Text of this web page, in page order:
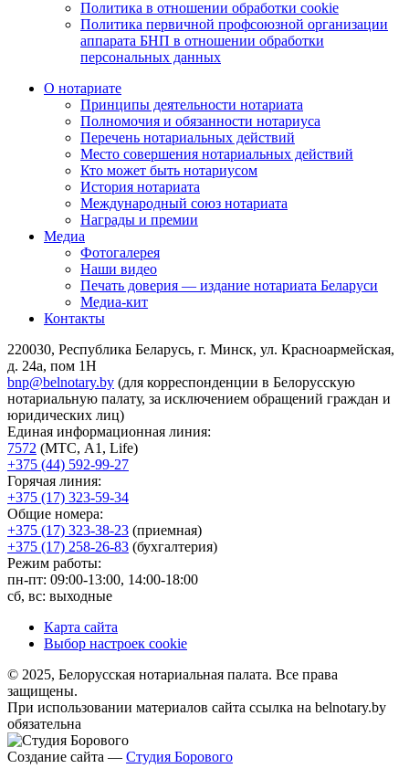
Политика в отношении обработки cookie
Политика первичной профсоюзной организации
аппарата БНП в отношении обработки
персональных данных
О нотариате
Принципы деятельности нотариата
Полномочия и обязанности нотариуса
Перечень нотариальных действий
Место совершения нотариальных действий
Кто может быть нотариусом
История нотариата
Международный союз нотариата
Награды и премии
Медиа
Фотогалерея
Наши видео
Печать доверия — издание нотариата Беларуси
Медиа-кит
Контакты
220030, Республика Беларусь, г. Минск, ул. Красноармейская,
д. 24а, пом 1Н
bnp@belnotary.by (для корреспонденции в Белорусскую
нотариальную палату, за исключением обращений граждан и
юридических лиц)
Единая информационная линия:
7572 (МТС, A1, Life)
+375 (44) 592-99-27
Горячая линия:
+375 (17) 323-59-34
Общие номера:
+375 (17) 323-38-23 (приемная)
+375 (17) 258-26-83 (бухгалтерия)
Режим работы:
пн-пт: 09:00-13:00, 14:00-18:00
сб, вс: выходные
Карта сайта
Выбор настроек cookie
© 2025, Белорусская нотариальная палата. Все права
защищены.
При использовании материалов сайта ссылка на belnotary.by
обязательна
Создание сайта — Студия Борового